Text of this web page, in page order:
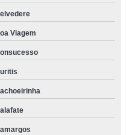
Viagem